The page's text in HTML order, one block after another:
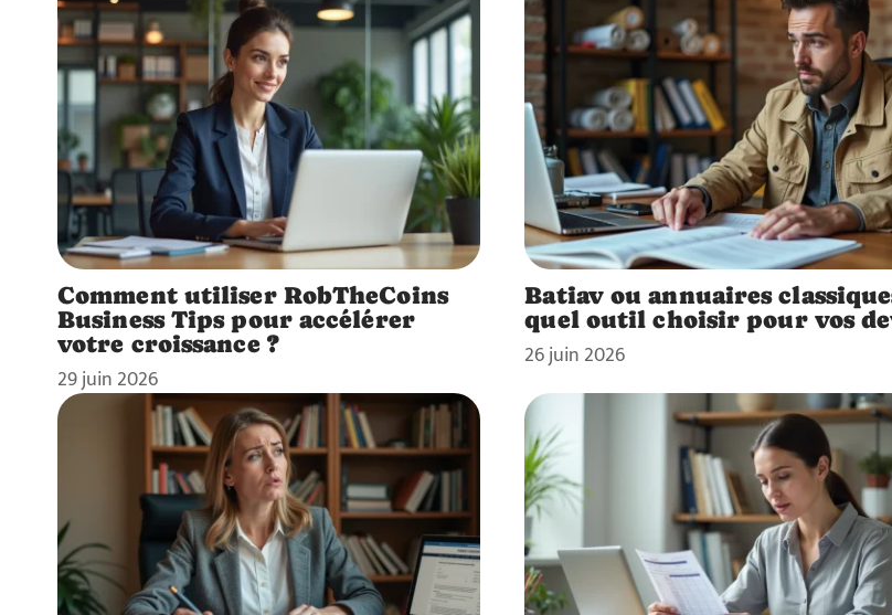
Comment utiliser RobTheCoins
Business Tips pour accélérer
votre croissance ?
29 juin 2026
Batiav ou annuaires
quel outil choisir pour vos
26 juin 2026